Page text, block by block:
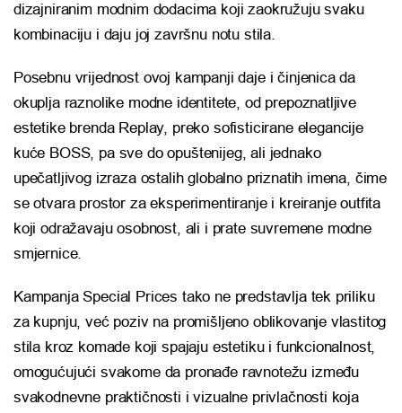
dizajniranim modnim dodacima koji zaokružuju svaku
kombinaciju i daju joj završnu notu stila.
Posebnu vrijednost ovoj kampanji daje i činjenica da
okuplja raznolike modne identitete, od prepoznatljive
estetike brenda Replay, preko sofisticirane elegancije
kuće BOSS, pa sve do opuštenijeg, ali jednako
upečatljivog izraza ostalih globalno priznatih imena, čime
se otvara prostor za eksperimentiranje i kreiranje outfita
koji odražavaju osobnost, ali i prate suvremene modne
smjernice.
Kampanja Special Prices tako ne predstavlja tek priliku
za kupnju, već poziv na promišljeno oblikovanje vlastitog
stila kroz komade koji spajaju estetiku i funkcionalnost,
omogućujući svakome da pronađe ravnotežu između
svakodnevne praktičnosti i vizualne privlačnosti koja